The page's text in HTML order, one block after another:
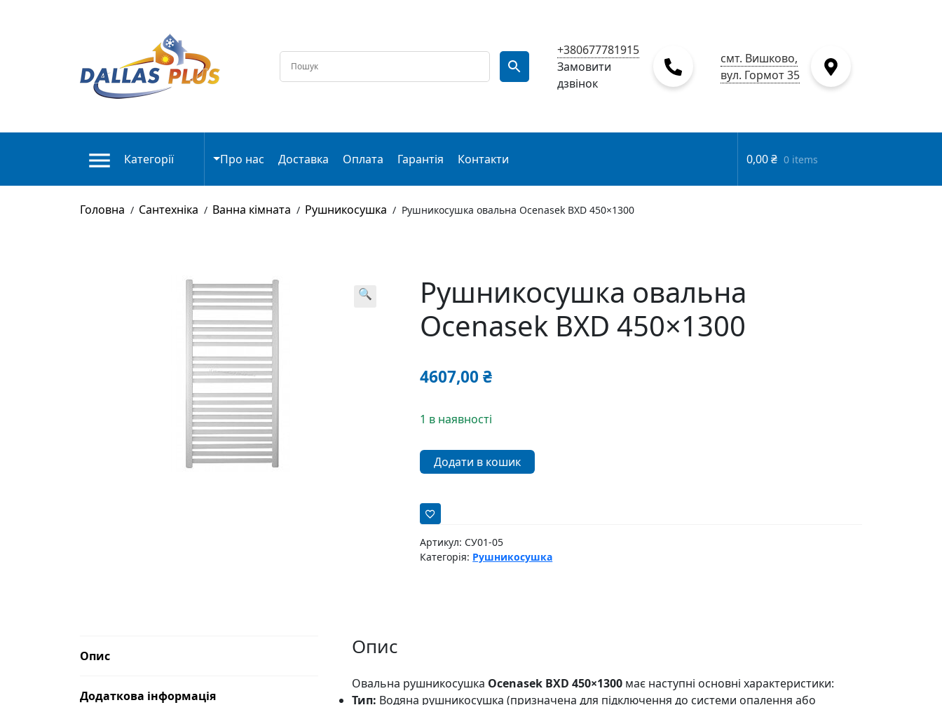
+380677781915
Замовити
дзвінок
смт. Вишково,
вул. Гормот 35
Категорії Про нас Доставка Оплата Гарантія Контакти 0,00₴ 0 items
Головна / Сантехніка / Ванна кімната / Рушникосушка / Рушникосушка овальна Ocenasek BXD 450×1300
🔍
Рушникосушка овальна
Ocenasek BXD 450×1300
4607,00₴
1 в наявності
Рушникосушка
овальна
BXD
450x1300
кількість
Додати в кошик
Артикул: СУ01-05
Категорія: Рушникосушка
Опис
Додаткова інформація
Опис
Овальна рушникосушка Ocenasek BXD 450×1300 має наступні основні характеристики:
Тип: Водяна рушникосушка (призначена для підключення до системи опалення або